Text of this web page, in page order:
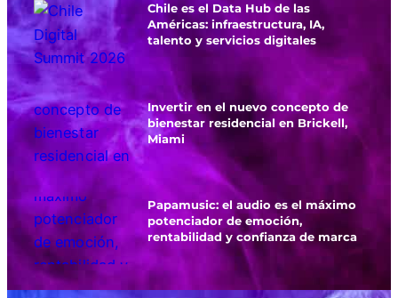
Chile es el Data Hub de las
Américas: infraestructura, IA,
talento y servicios digitales
Invertir en el nuevo concepto de
bienestar residencial en Brickell,
Miami
Papamusic: el audio es el máximo
potenciador de emoción,
rentabilidad y confianza de marca